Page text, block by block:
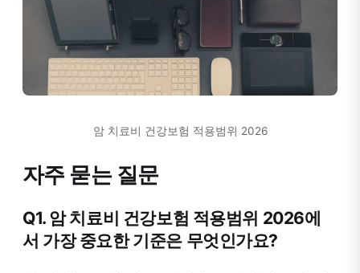
암 치료비 건강보험 적용범위 2026
자주 묻는 질문
Q1. 암 치료비 건강보험 적용범위 2026에
서 가장 중요한 기준은 무엇인가요?